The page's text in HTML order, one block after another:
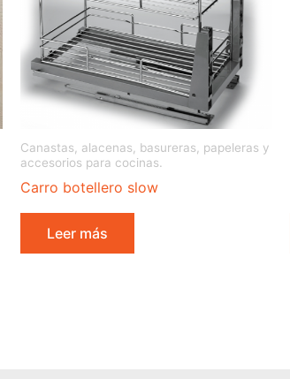
Canastas, alacenas, basureras, papeleras y
accesorios para cocinas.
Carro botellero slow
Leer más